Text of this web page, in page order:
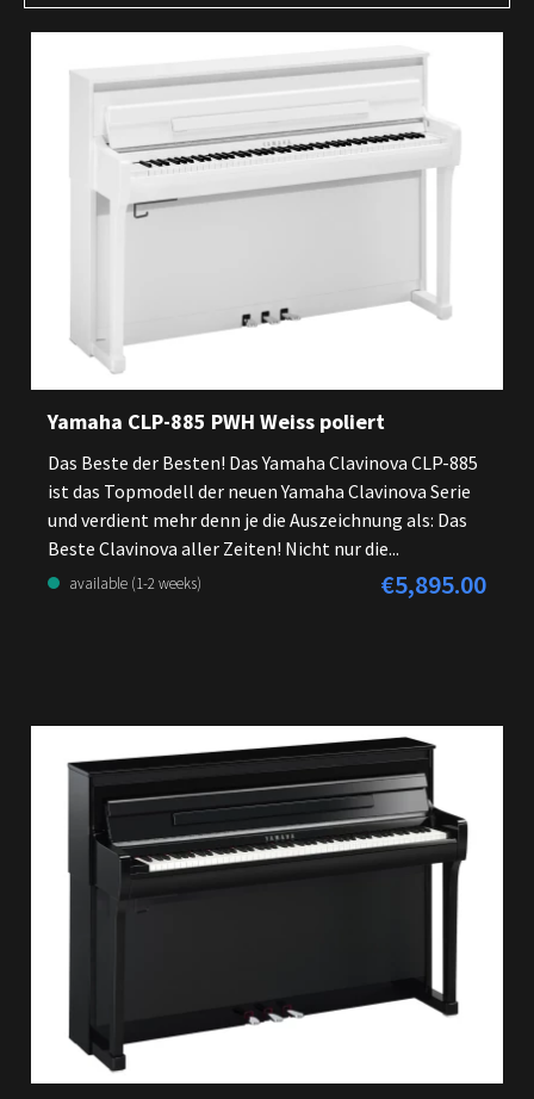
Yamaha CLP-885 PWH Weiss poliert
Das Beste der Besten! Das Yamaha Clavinova CLP-885
ist das Topmodell der neuen Yamaha Clavinova Serie
und verdient mehr denn je die Auszeichnung als: Das
Beste Clavinova aller Zeiten! Nicht nur die...
available (1-2 weeks) Regular price:
€5,895.00